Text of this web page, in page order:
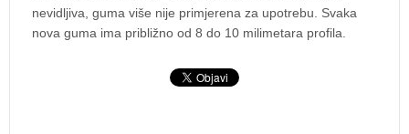
nevidljiva, guma više nije primjerena za upotrebu. Svaka
nova guma ima približno od 8 do 10 milimetara profila.